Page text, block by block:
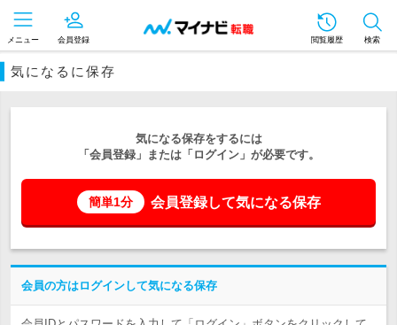
メニュー 会員登録 閲覧履歴 検索
気になるに保存
気になる保存をするには
「会員登録」または「ログイン」が必要です。
簡単1分 会員登録して気になる保存
会員の方はログインして気になる保存